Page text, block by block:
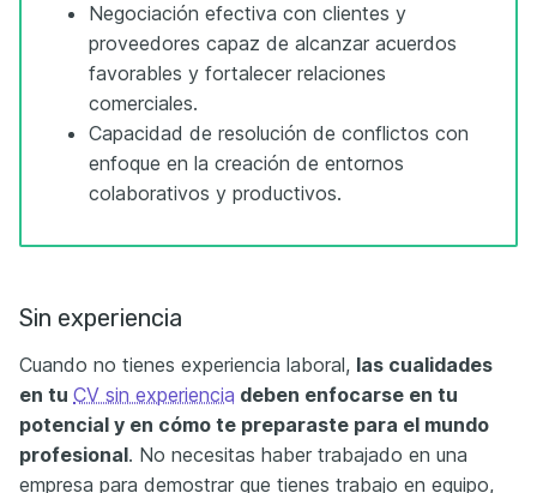
Negociación efectiva con clientes y
proveedores capaz de alcanzar acuerdos
favorables y fortalecer relaciones
comerciales.
Capacidad de resolución de conflictos con
enfoque en la creación de entornos
colaborativos y productivos.
Sin experiencia
Cuando no tienes experiencia laboral, las cualidades
en tu CV sin experiencia deben enfocarse en tu
potencial y en cómo te preparaste para el mundo
profesional. No necesitas haber trabajado en una
empresa para demostrar que tienes trabajo en equipo,